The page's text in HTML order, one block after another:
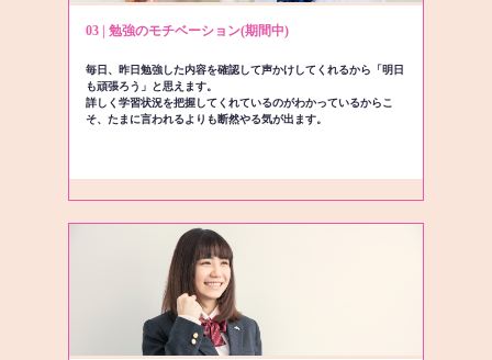
03 | 勉強のモチベーション(期間中)
毎日、昨日勉強した内容を確認して声かけしてくれるから「明日
も頑張ろう」と思えます。
詳しく学習状況を把握してくれているのがわかっているからこ
そ、たまに言われるよりも断然やる気が出ます。